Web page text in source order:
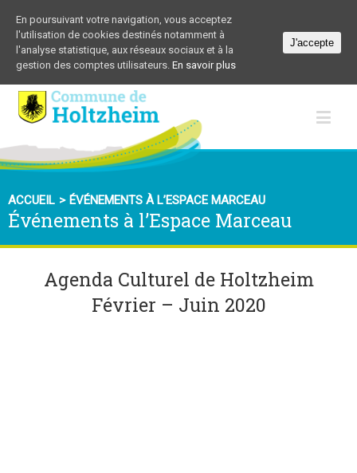
ACCUEIL > ÉVÉNEMENTS À L’ESPACE MARCEAU
Événements à l’Espace Marceau
Agenda Culturel de Holtzheim
Février – Juin 2020
En poursuivant votre navigation, vous acceptez
l'utilisation de cookies destinés notamment à
l'analyse statistique, aux réseaux sociaux et à la
gestion des comptes utilisateurs. En savoir plus
J'accepte